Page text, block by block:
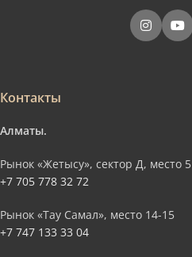
Контакты
Алматы.
Рынок «Жетысу», сектор Д, место 5
+7 705 778 32 72
Рынок «Тау Самал», место 14-15
+7 747 133 33 04